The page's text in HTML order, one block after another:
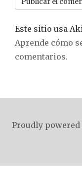
Este sitio usa
Aprende cómo
comentarios.
Proudly powered